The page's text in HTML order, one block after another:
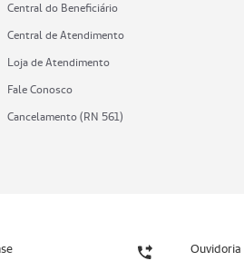
Central do Beneficiário
Central de Atendimento
Loja de Atendimento
Fale Conosco
Cancelamento (RN 561)
Ouvidoria